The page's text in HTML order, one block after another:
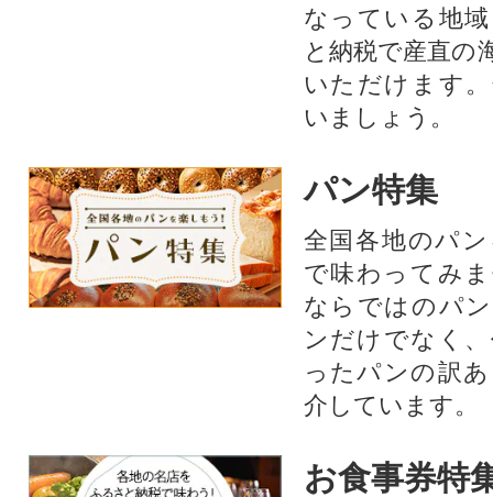
なっている地
と納税で産直の
いただけます
いましょう。
パン特集
全国各地のパ
で味わってみ
ならではのパ
ンだけでなく
ったパンの訳
介しています。
お食事券特